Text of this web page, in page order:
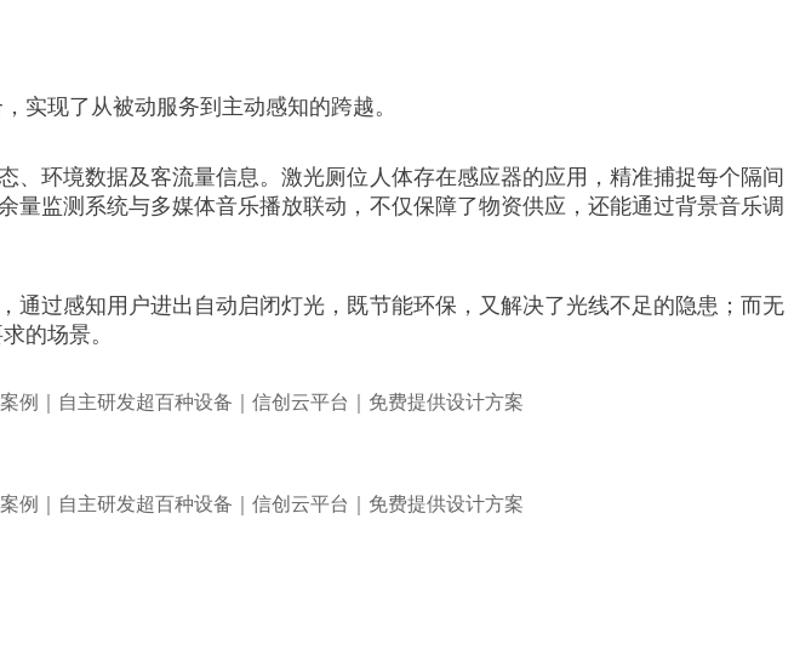
实现了从被动服务到主动感知的跨越。
、环境数据及客流量信息。激光厕位人体存在感应器的应用，精准捕捉每个隔间
量监测系统与多媒体音乐播放联动，不仅保障了物资供应，还能通过背景音乐调
通过感知用户进出自动启闭灯光，既节能环保，又解决了光线不足的隐患；而无
的场景。